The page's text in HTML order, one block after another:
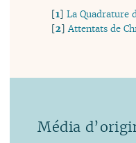
[1 ]La Quadrature
[2 ]Attentats de
Média